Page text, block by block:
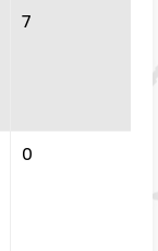
7
0